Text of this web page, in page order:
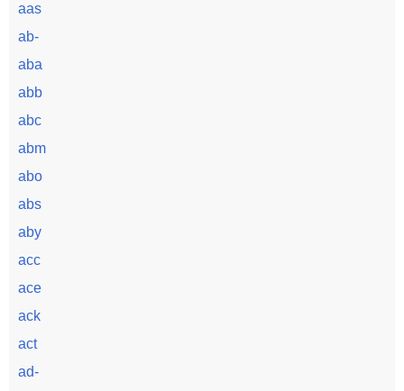
aas
ab-
aba
abb
abc
abm
abo
abs
aby
acc
ace
ack
act
ad-